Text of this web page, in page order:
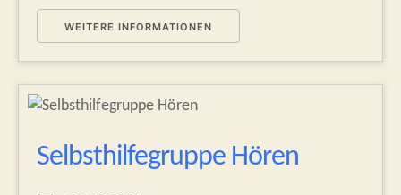
WEITERE INFORMATIONEN
Selbsthilfegruppe Hören